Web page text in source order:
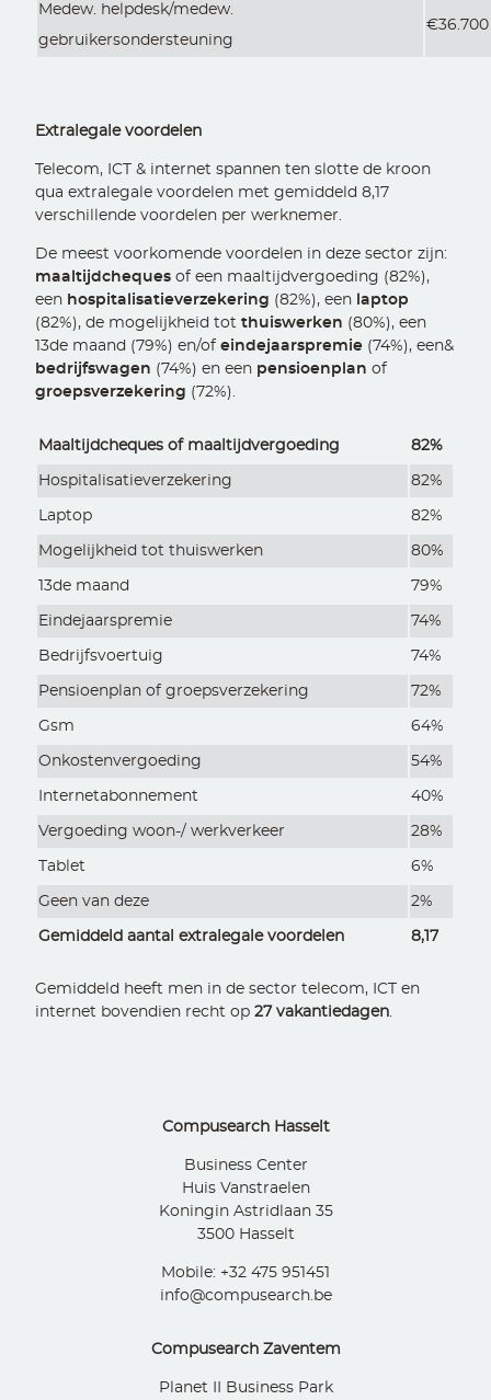
Medew. helpdesk/medew.
gebruikersondersteuning
€36.700
Extralegale voordelen
Telecom, ICT & internet spannen ten slotte de kroon
qua extralegale voordelen met gemiddeld 8,17
verschillende voordelen per werknemer.
De meest voorkomende voordelen in deze sector zijn:
maaltijdcheques of een maaltijdvergoeding (82%),
een hospitalisatieverzekering (82%), een laptop
(82%), de mogelijkheid totthuiswerken (80%), een
13de maand (79%) en/ofeindejaarspremie (74%), een&
bedrijfswagen (74%) en een pensioenplan of
groepsverzekering (72%).
Maaltijdcheques of maaltijdvergoeding 82%
Hospitalisatieverzekering 82%
Laptop 82%
Mogelijkheid tot thuiswerken 80%
13de maand 79%
Eindejaarspremie 74%
Bedrijfsvoertuig 74%
Pensioenplan of groepsverzekering 72%
Gsm 64%
Onkostenvergoeding 54%
Internetabonnement 40%
Vergoeding woon-/ werkverkeer 28%
Tablet 6%
Geen van deze 2%
Gemiddeld aantal extralegale voordelen 8,17
Gemiddeld heeft men in de sector telecom, ICT en
internet bovendien recht op27 vakantiedagen.
Compusearch Hasselt
Business Center
Huis Vanstraelen
Koningin Astridlaan 35
3500 Hasselt
Mobile: +32 475 951451
info@compusearch.be
Compusearch Zaventem
Planet II Business Park